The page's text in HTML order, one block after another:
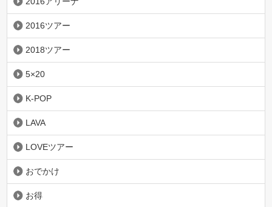
2016ツアー
2018ツアー
5×20
K-POP
LAVA
LOVEツアー
おでかけ
お得